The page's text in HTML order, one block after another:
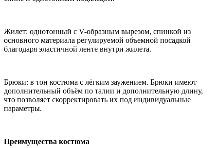
Жилет: однотонный с V-образным вырезом, спинкой из
основного материала регулируемой объемной посадкой
благодаря эластичной ленте внутри жилета.
Брюки: в тон костюма с лёгким заужением. Брюки имеют
дополнительный объём по талии и дополнительную длину,
что позволяет скорректировать их под индивидуальные
параметры.
Преимущества костюма